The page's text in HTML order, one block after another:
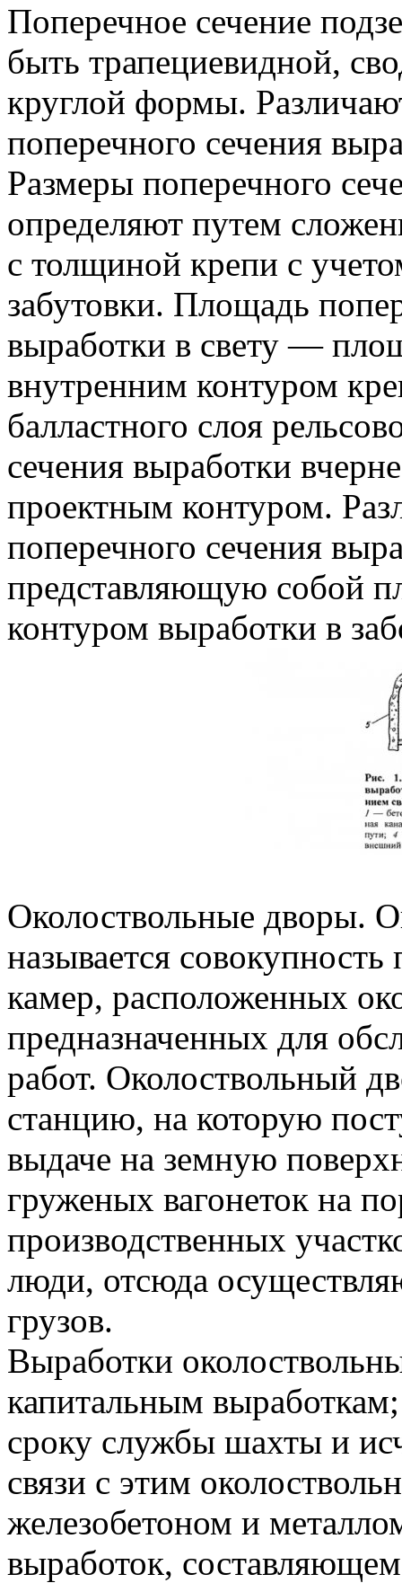
Поперечное сечение
быть трапециевидной,
круглой формы.
поперечного сечения
Размеры поперечного
определяют путем
с толщиной крепи с
забутовки. Площадь
выработки в свету —
внутренним контуром
балластного слоя
сечения выработки
проектным контуром.
поперечного сечения
представляющую собой
контуром выработки в
Околоствольные дворы.
называется
камер, расположенных
предназначенных для
работ. Околоствольный
станцию, на которую
выдаче на земную
груженых вагонеток на
производственных
люди, отсюда
грузов.
Выработки
капитальным
сроку службы шахты и
связи с этим
железобетоном и
выработок,